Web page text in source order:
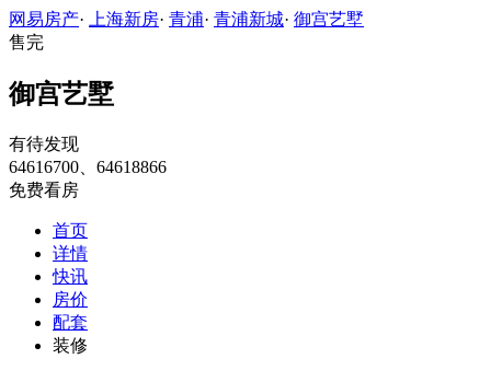
网易房产· 上海新房· 青浦· 青浦新城· 御宫艺墅
售完
御宫艺墅
有待发现
64616700、64618866
免费看房
首页
详情
快讯
房价
配套
装修